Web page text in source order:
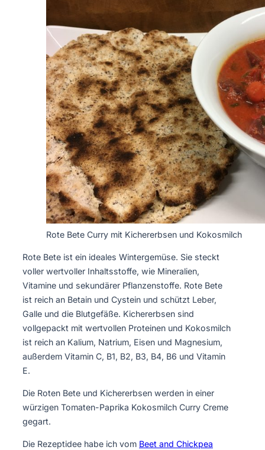
Rote Bete Curry mit Kichererbsen und Kokosmilch
Rote Bete ist ein ideales Wintergemüse. Sie steckt
voller wertvoller Inhaltsstoffe, wie Mineralien,
Vitamine und sekundärer Pflanzenstoffe. Rote Bete
ist reich an Betain und Cystein und schützt Leber,
Galle und die Blutgefäße. Kichererbsen sind
vollgepackt mit wertvollen Proteinen und Kokosmilch
ist reich an Kalium, Natrium, Eisen und Magnesium,
außerdem Vitamin C, B1, B2, B3, B4, B6 und Vitamin
E.
Die Roten Bete und Kichererbsen werden in einer
würzigen Tomaten-Paprika Kokosmilch Curry Creme
gegart.
Die Rezeptidee habe ich vom Beet and Chickpea